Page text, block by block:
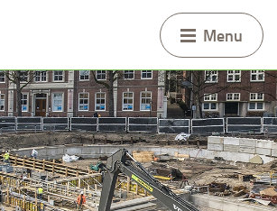
Menu